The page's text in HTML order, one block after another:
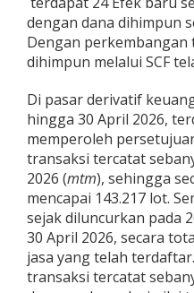
dengan dana dihimpun
Dengan
dihimpun melalui SCF
Di pasar derivatif
hingga 30 April 2026,
memperoleh
transaksi tercatat
2026 (mtm), sehingga
mencapai 143.217 lot.
sejak diluncurkan pada
30 April 2026, secara
jasa yang telah
transaksi tercatat